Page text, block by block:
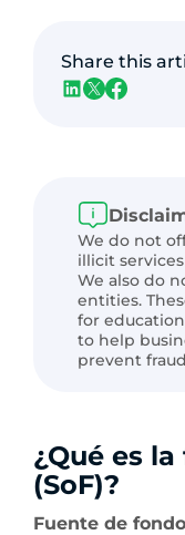
We do not
illicit
We also do
entities.
for
to help
prevent
¿Qué es
(SoF)?
Fuente de
Share this